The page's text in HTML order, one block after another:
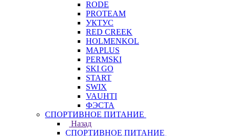
RODE
PROTEAM
УКТУС
RED CREEK
HOLMENKOL
MAPLUS
PERMSKI
SKI GO
START
SWIX
VAUHTI
ФЭСТА
СПОРТИВНОЕ ПИТАНИЕ
Назад
СПОРТИВНОЕ ПИТАНИЕ